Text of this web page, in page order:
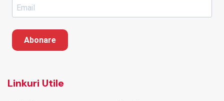
Abonare
Linkuri Utile